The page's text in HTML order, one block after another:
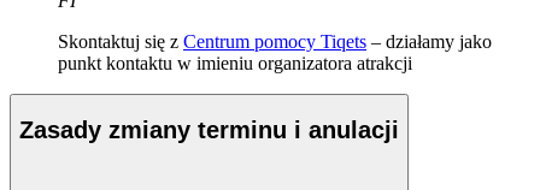
Skontaktuj się z Centrum pomocy Tiqets – działamy jako
punkt kontaktu w imieniu organizatora atrakcji
Zasady zmiany terminu i anulacji